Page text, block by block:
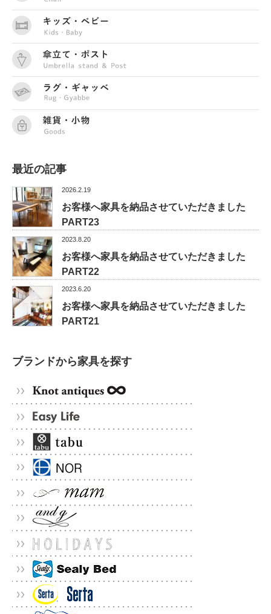
最近の記事
2026.2.19
お客様へ家具を納品させていただきました
PART23
2023.8.20
お客様へ家具を納品させていただきました
PART22
2023.6.20
お客様へ家具を納品させていただきました
PART21
ブランドから家具を探す